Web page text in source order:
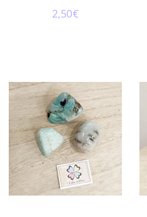
2,50€